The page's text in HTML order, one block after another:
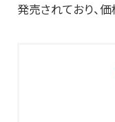
発売されており、